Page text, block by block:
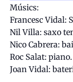
Músics:
Francesc Vidal:
Nil Villa: saxo
Nico Cabrera:
Roc Salat: piano.
Joan Vidal: